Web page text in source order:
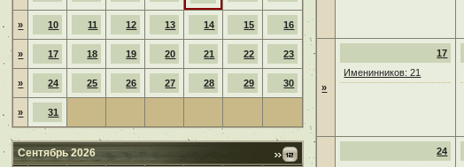
» 10 11 12 13 14 15 16
» 17 18 19 20 21 22 23
» 24 25 26 27 28 29 30
» 31
Сентябрь 2026
»
17
Именинников: 21
24